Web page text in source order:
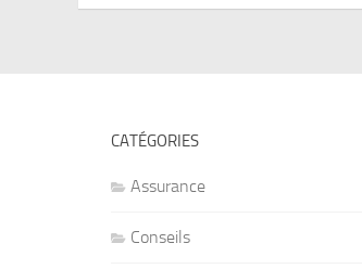
CATÉGORIES
Assurance
Conseils